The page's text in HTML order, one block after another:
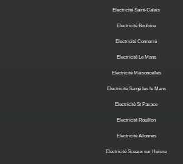
Electricité Saint-Calais
Electricité Bouloire
Electricité Connerré
Electricité Le Mans
Electricité Maisoncelles
Electricité Sargé les le Mans
Electricité St Pavace
Electricité Rouillon
Electricité Allonnes
Electricité Sceaux sur Huisne